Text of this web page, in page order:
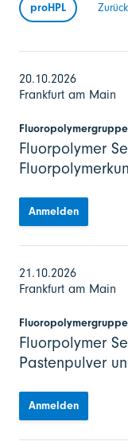
proHPL
20.10.2026
Frankfurt am Main
Fluoropolymergruppe
Fluorpolymer
Anmelden
21.10.2026
Frankfurt am Main
Fluoropolymergruppe
Fluorpolymer
Pastenpulver
Anmelden